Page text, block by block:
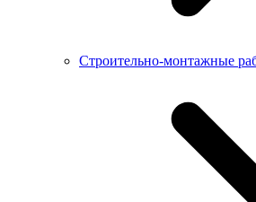
Строительно-монтажные